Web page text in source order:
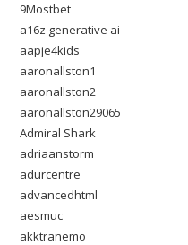
9Mostbet
a16z generative ai
aapje4kids
aaronallston1
aaronallston2
aaronallston29065
Admiral Shark
adriaanstorm
adurcentre
advancedhtml
aesmuc
akktranemo